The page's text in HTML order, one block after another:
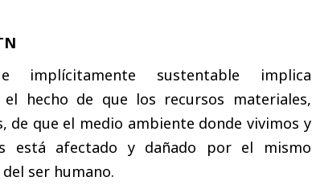
implícitamente sustentable implica
hecho de que los recursos materiales,
de que el medio ambiente donde vivimos y
está afectado y dañado por el mismo
ser humano.